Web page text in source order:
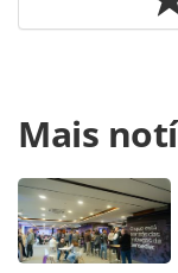
https://
estatisticas/2026/
quase-8-em-cada-
abril_228539.html
Todo o conteúdo
protegido pela
Mais